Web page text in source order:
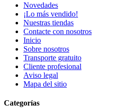
Novedades
¡Lo más vendido!
Nuestras tiendas
Contacte con nosotros
Inicio
Sobre nosotros
Transporte gratuito
Cliente profesional
Aviso legal
Mapa del sitio
Categorías